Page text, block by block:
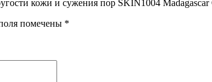
кожи и сужения пор SKIN1004
помечены *